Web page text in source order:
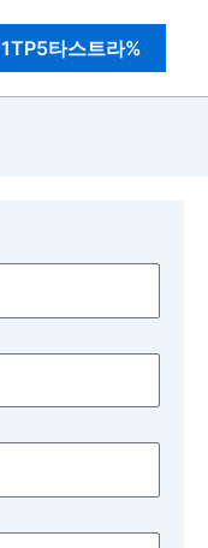
1TP5타스트라%